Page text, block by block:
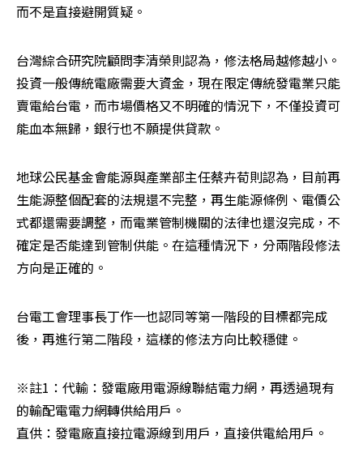
而不是直接避開質疑。
台灣綜合研究院顧問李清榮則認為，修法格局越修越小。
投資一般傳統電廠需要大資金，現在限定傳統發電業只能
賣電給台電，而市場價格又不明確的情況下，不僅投資可
能血本無歸，銀行也不願提供貸款。
地球公民基金會能源與產業部主任蔡卉荀則認為，目前再
生能源整個配套的法規還不完整，再生能源條例、電價公
式都還需要調整，而電業管制機關的法律也還沒完成，不
確定是否能達到管制供能。在這種情況下，分兩階段修法
方向是正確的。
台電工會理事長丁作一也認同等第一階段的目標都完成
後，再進行第二階段，這樣的修法方向比較穩健。
※註1：代輸：發電廠用電源線聯結電力網，再透過現有
的輸配電電力網轉供給用戶。
直供：發電廠直接拉電源線到用戶，直接供電給用戶。